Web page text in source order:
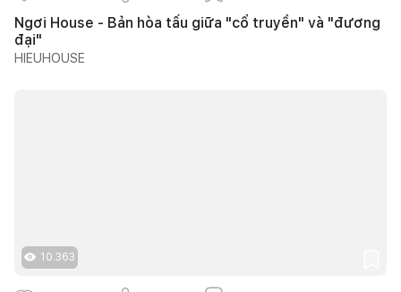
Ngơi House - Bản hòa tấu giữa "cổ truyền" và "đương
đại"
HIEUHOUSE
10.363